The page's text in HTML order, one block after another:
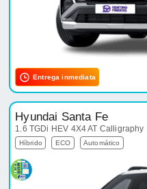
Entrega inmediata
Hyundai Santa Fe
1.6 TGDi HEV 4X4 AT Calligraphy
Híbrido ECO Automático